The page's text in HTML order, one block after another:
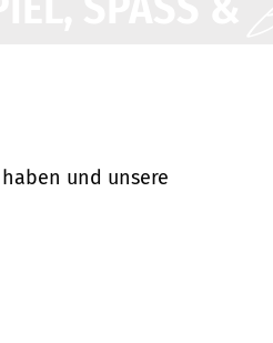
und unsere